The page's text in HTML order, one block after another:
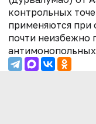
контрольных
применяются при
почти неизбежно
антимонопольных